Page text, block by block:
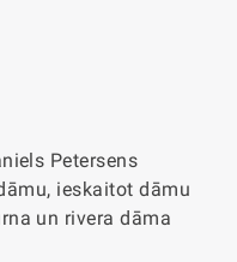
Petersens
ieskaitot dāmu
un rivera dāma